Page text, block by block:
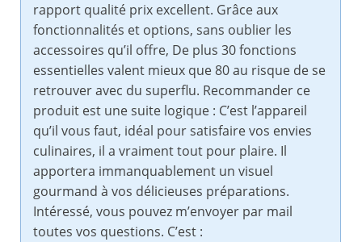
rapport qualité prix excellent. Grâce aux
fonctionnalités et options, sans oublier les
accessoires qu’il offre, De plus 30 fonctions
essentielles valent mieux que 80 au risque de se
retrouver avec du superflu. Recommander ce
produit est une suite logique : C’est l’appareil
qu’il vous faut, idéal pour satisfaire vos envies
culinaires, il a vraiment tout pour plaire. Il
apportera immanquablement un visuel
gourmand à vos délicieuses préparations.
Intéressé, vous pouvez m’envoyer par mail
toutes vos questions. C’est :